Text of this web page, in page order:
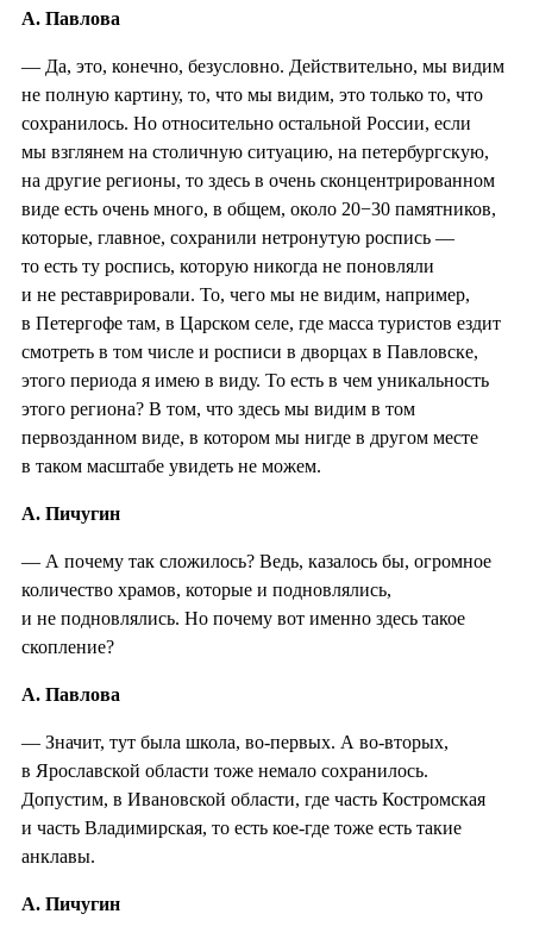
А. Павлова
— Да, это, конечно, безусловно. Действительно, мы видим
не полную картину, то, что мы видим, это только то, что
сохранилось. Но относительно остальной России, если
мы взглянем на столичную ситуацию, на петербургскую,
на другие регионы, то здесь в очень сконцентрированном
виде есть очень много, в общем, около 20−30 памятников,
которые, главное, сохранили нетронутую роспись —
то есть ту роспись, которую никогда не поновляли
и не реставрировали. То, чего мы не видим, например,
в Петергофе там, в Царском селе, где масса туристов ездит
смотреть в том числе и росписи в дворцах в Павловске,
этого периода я имею в виду. То есть в чем уникальность
этого региона? В том, что здесь мы видим в том
первозданном виде, в котором мы нигде в другом месте
в таком масштабе увидеть не можем.
А. Пичугин
— А почему так сложилось? Ведь, казалось бы, огромное
количество храмов, которые и подновлялись,
и не подновлялись. Но почему вот именно здесь такое
скопление?
А. Павлова
— Значит, тут была школа, во-первых. А во-вторых,
в Ярославской области тоже немало сохранилось.
Допустим, в Ивановской области, где часть Костромская
и часть Владимирская, то есть кое-где тоже есть такие
анклавы.
А. Пичугин